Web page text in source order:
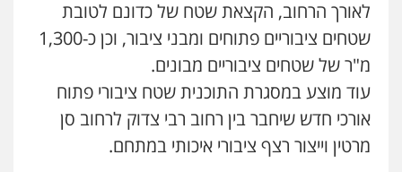
לאורך הרחוב, הקצאת שטח של כדונם לטובת
שטחים ציבוריים פתוחים ומבני ציבור, וכן כ-1,300
מ"ר של שטחים ציבוריים מבונים.
עוד מוצע במסגרת התוכנית שטח ציבורי פתוח
אורכי חדש שיחבר בין רחוב רבי צדוק לרחוב סן
מרטין וייצור רצף ציבורי איכותי במתחם.